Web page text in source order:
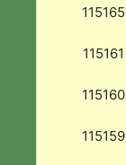
115165
115161
115160
115159